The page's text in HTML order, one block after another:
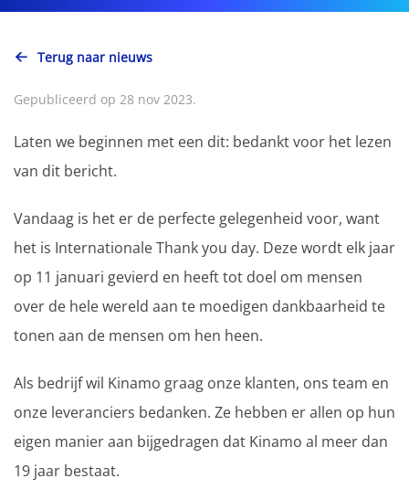
Terug naar nieuws
Gepubliceerd op 28 nov 2023.
Laten we beginnen met een dit: bedankt voor het lezen
van dit bericht.
Vandaag is het er de perfecte gelegenheid voor, want
het is Internationale Thank you day. Deze wordt elk jaar
op 11 januari gevierd en heeft tot doel om mensen
over de hele wereld aan te moedigen dankbaarheid te
tonen aan de mensen om hen heen.
Als bedrijf wil Kinamo graag onze klanten, ons team en
onze leveranciers bedanken. Ze hebben er allen op hun
eigen manier aan bijgedragen dat Kinamo al meer dan
19 jaar bestaat.